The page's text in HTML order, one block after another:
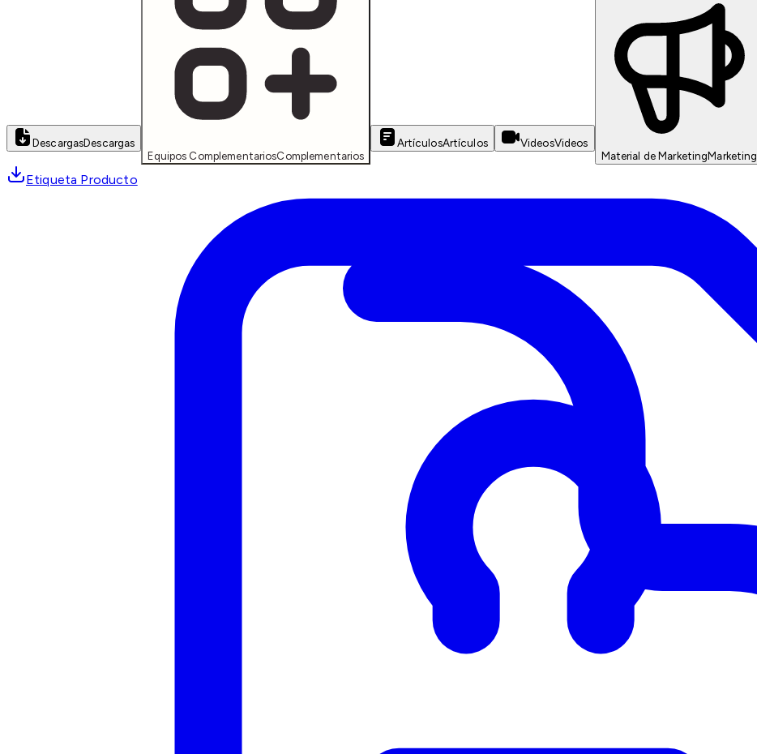
DescargasDescargas
Equipos ComplementariosComplementarios
ArtículosArtículos VideosVideos
Material de MarketingMarketing
Etiqueta Producto